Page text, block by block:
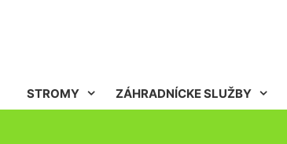
STROMY ZÁHRADNÍCKE SLUŽBY